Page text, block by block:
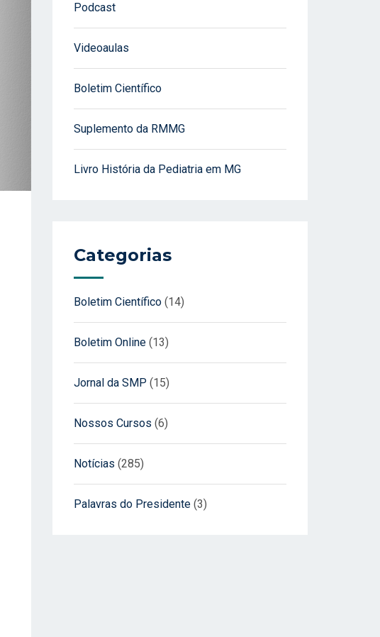
Podcast
Videoaulas
Boletim Científico
Suplemento da RMMG
Livro História da Pediatria em MG
Categorias
Boletim Científico (14)
Boletim Online (13)
Jornal da SMP (15)
Nossos Cursos (6)
Notícias (285)
Palavras do Presidente (3)